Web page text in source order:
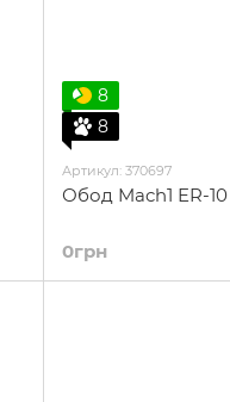
8
8
Артикул: 370697
Обод Mach1 ER-
0грн